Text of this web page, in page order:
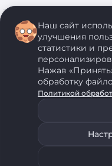
Подобрать аналог
Copyright © 2005-2026 ОДО
ОДО "ЭКОНОМСТРОЙ" Юр.адрес: 224011, г.
05554, выдано 06 сентября 2005 г.
августа 2005 г. Регистрация интернет-
ОДО "ЭКОНОМСТРОЙ" использует на
файлов cookie. Для запрета
настройками своего браузера. Политика
Наш сайт
улучшения
статистики и
Нажав
обработку
Политикой